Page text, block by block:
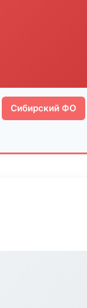
Сибирский ФО